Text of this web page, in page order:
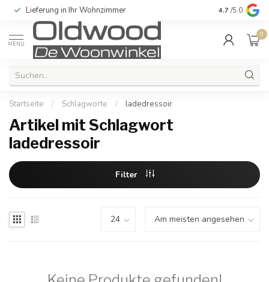
Lieferung in Ihr Wohnzimmer Qualität und
4.7 /5.0
MENU
0
Startseite / Schlagworte / ladedressoir
Artikel mit Schlagwort
ladedressoir
Filter